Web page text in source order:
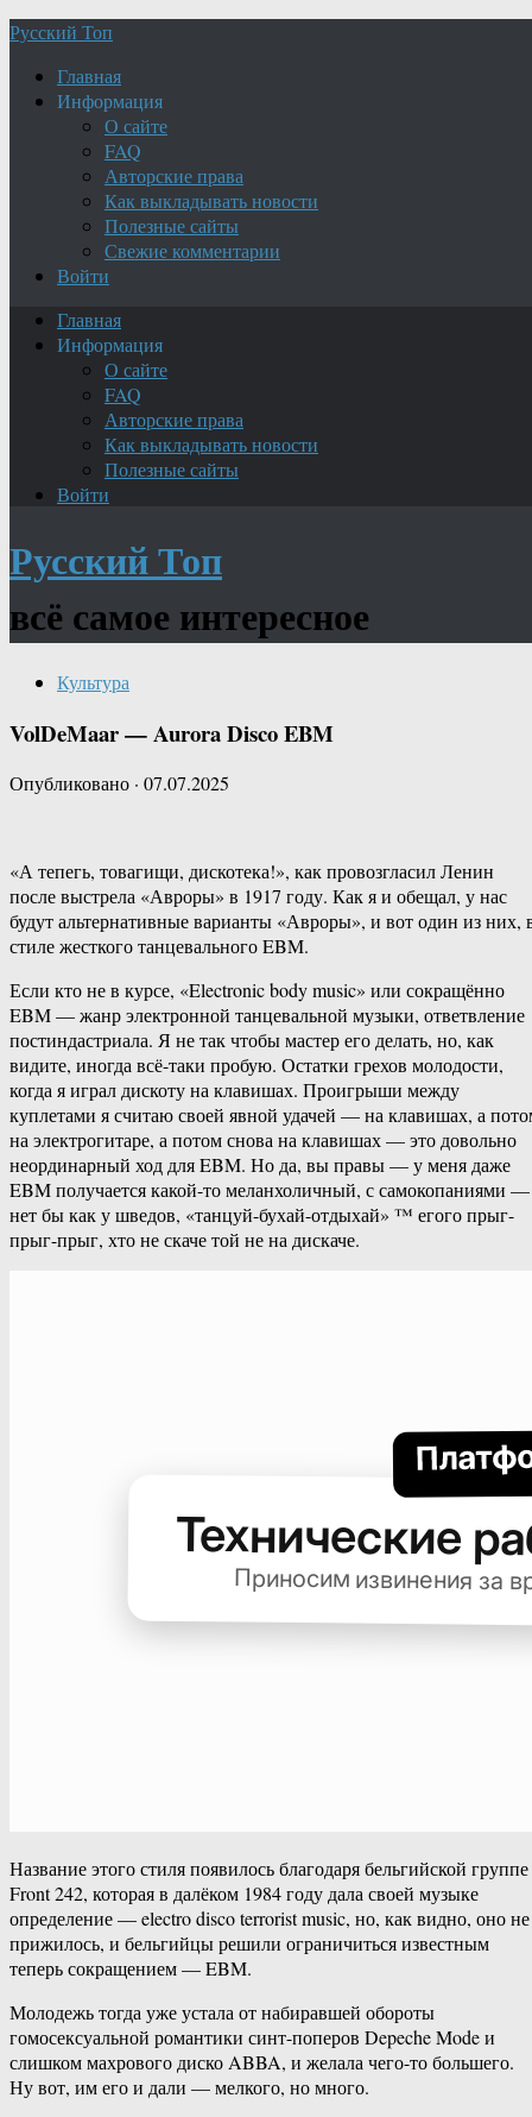
Русский Топ
Главная
Информация
О сайте
FAQ
Авторские права
Как выкладывать новости
Полезные сайты
Свежие комментарии
Войти
Главная
Информация
О сайте
FAQ
Авторские права
Как выкладывать новости
Полезные сайты
Войти
Русский Топ
всё самое интересное
Культура
VolDeMaar — Aurora Disco EBM
Опубликовано · 07.07.2025
«А тепегь, товагищи, дискотека!», как провозгласил Ленин
после выстрела «Авроры» в 1917 году. Как я и обещал, у нас
будут альтернативные варианты «Авроры», и вот один из них,
стиле жесткого танцевального EBM.
Если кто не в курсе, «Electronic body music» или сокращённо
EBM — жанр электронной танцевальной музыки, ответвление
постиндастриала. Я не так чтобы мастер его делать, но, как
видите, иногда всё-таки пробую. Остатки грехов молодости,
когда я играл дискоту на клавишах. Проигрыши между
куплетами я считаю своей явной удачей — на клавишах, а
на электрогитаре, а потом снова на клавишах — это довольно
неординарный ход для EBM. Но да, вы правы — у меня даже
EBM получается какой-то меланхоличный, с самокопаниями —
нет бы как у шведов, «танцуй-бухай-отдыхай» ™ егого прыг-
прыг-прыг, хто не скаче той не на дискаче.
Название этого стиля появилось благодаря бельгийской группе
Front 242, которая в далёком 1984 году дала своей музыке
определение — electro disco terrorist music, но, как видно, оно не
прижилось, и бельгийцы решили ограничиться известным
теперь сокращением — EBM.
Молодежь тогда уже устала от набиравшей обороты
гомосексуальной романтики синт-поперов Depeche Mode и
слишком махрового диско ABBA, и желала чего-то большего.
Ну вот, им его и дали — мелкого, но много.